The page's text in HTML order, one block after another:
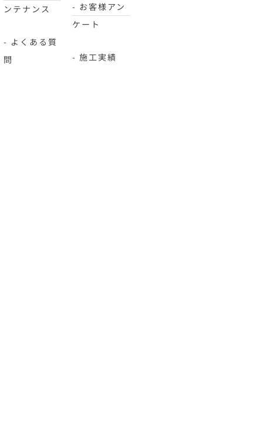
ンテナンス
- よくある質
問
- お客様アン
ケート
- 施工実績